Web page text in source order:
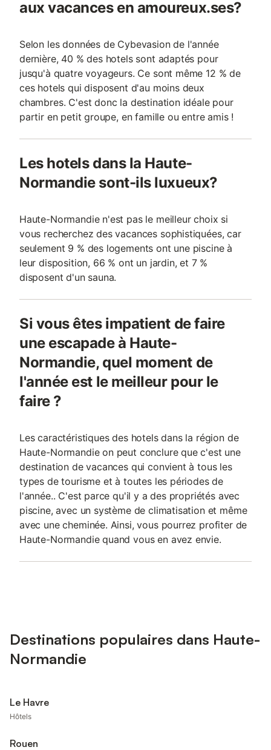
aux vacances en amoureux.ses?
Selon les données de Cybevasion de l'année
dernière, 40 % des hotels sont adaptés pour
jusqu'à quatre voyageurs. Ce sont même 12 % de
ces hotels qui disposent d'au moins deux
chambres. C'est donc la destination idéale pour
partir en petit groupe, en famille ou entre amis !
Les hotels dans la Haute-
Normandie sont-ils luxueux?
Haute-Normandie n'est pas le meilleur choix si
vous recherchez des vacances sophistiquées, car
seulement 9 % des logements ont une piscine à
leur disposition, 66 % ont un jardin, et 7 %
disposent d'un sauna.
Si vous êtes impatient de faire
une escapade à Haute-
Normandie, quel moment de
l'année est le meilleur pour le
faire ?
Les caractéristiques des hotels dans la région de
Haute-Normandie on peut conclure que c'est une
destination de vacances qui convient à tous les
types de tourisme et à toutes les périodes de
l'année.. C'est parce qu'il y a des propriétés avec
piscine, avec un système de climatisation et même
avec une cheminée. Ainsi, vous pourrez profiter de
Haute-Normandie quand vous en avez envie.
Destinations populaires dans Haute-
Normandie
Le Havre
Hôtels
Rouen